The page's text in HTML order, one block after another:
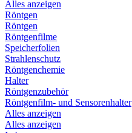
Alles anzeigen
Röntgen
Röntgen
Röntgenfilme
Speicherfolien
Strahlenschutz
Röntgenchemie
Halter
Röntgenzubehör
Röntgenfilm- und Sensorenhalter
Alles anzeigen
Alles anzeigen